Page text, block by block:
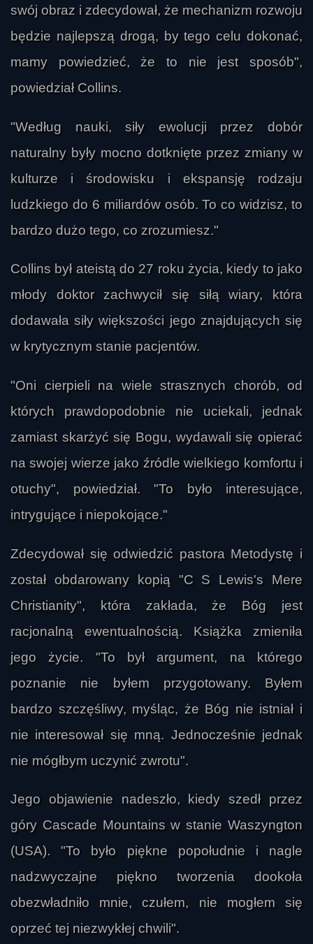
swój obraz i zdecydował, że mechanizm rozwoju
będzie najlepszą drogą, by tego celu dokonać,
mamy powiedzieć, że to nie jest sposób",
powiedział Collins.
"Według nauki, siły ewolucji przez dobór
naturalny były mocno dotknięte przez zmiany w
kulturze i środowisku i ekspansję rodzaju
ludzkiego do 6 miliardów osób. To co widzisz, to
bardzo dużo tego, co zrozumiesz."
Collins był ateistą do 27 roku życia, kiedy to jako
młody doktor zachwycił się siłą wiary, która
dodawała siły większości jego znajdujących się
w krytycznym stanie pacjentów.
"Oni cierpieli na wiele strasznych chorób, od
których prawdopodobnie nie uciekali, jednak
zamiast skarżyć się Bogu, wydawali się opierać
na swojej wierze jako źródle wielkiego komfortu i
otuchy", powiedział. "To było interesujące,
intrygujące i niepokojące."
Zdecydował się odwiedzić pastora Metodystę i
został obdarowany kopią "C S Lewis's Mere
Christianity", która zakłada, że Bóg jest
racjonalną ewentualnością. Książka zmieniła
jego życie. "To był argument, na którego
poznanie nie byłem przygotowany. Byłem
bardzo szczęśliwy, myśląc, że Bóg nie istniał i
nie interesował się mną. Jednocześnie jednak
nie mógłbym uczynić zwrotu".
Jego objawienie nadeszło, kiedy szedł przez
góry Cascade Mountains w stanie Waszyngton
(USA). "To było piękne popołudnie i nagle
nadzwyczajne piękno tworzenia dookoła
obezwładniło mnie, czułem, nie mogłem się
oprzeć tej niezwykłej chwili".
DamianZzse